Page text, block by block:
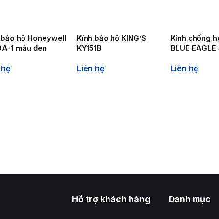
hộ Honeywell
1 màu đen
Kính bảo hộ KING’S
KY151B
Liên hệ
Kính chống
BLUE
Liên hệ
Hỗ trợ khách hàng Danh mục